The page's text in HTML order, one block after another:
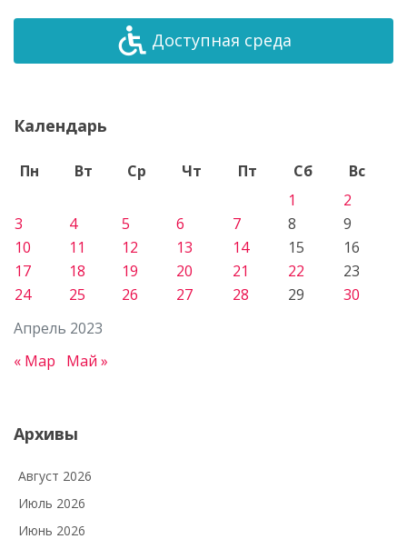
Доступная среда
Календарь
Апрель 2023
Пн Вт Ср Чт Пт Сб
Вс
1
2
3
4 5 6 7 8
9
10
11 12 13 14 15
16
17
18 19 20 21 22
23
24
25 26 27 28 29 30
« Мар Май »
Архивы
Август 2026
Июль 2026
Июнь 2026